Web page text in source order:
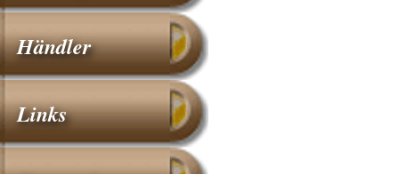
Händler
Links